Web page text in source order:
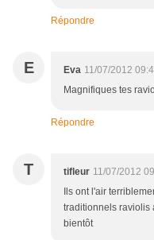
Répondre
E Eva 11/07/2012
Magnifiques tes
Répondre
T tifleur 11/07/2012
Ils ont l'air
traditionnels raviolis
bientôt